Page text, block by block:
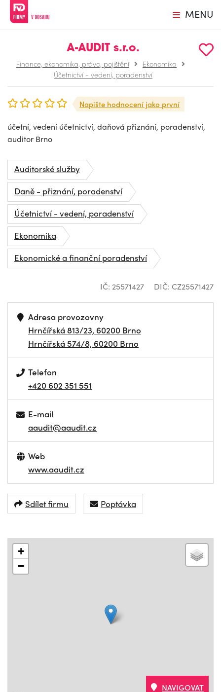
MENU
A-AUDIT s.r.o.
Finance, ekonomika, právo, pojištění
Ekonomika
Účetnictví - vedení, poradenství
Napište hodnocení jako první
účetní, vedení účetnictví, daňová přiznání, poradenství,
auditor Brno
Auditorské služby
Daně - přiznání, poradenství
Účetnictví - vedení, poradenství
Ekonomika
Ekonomické a finanční poradenství
IČ: 25571427 DIČ: CZ25571427
Adresa provozovny
Hrnčířská 813/23, 60200 Brno
Hrnčířská 574/8, 60200 Brno
Telefon
+420 602 351 551
E-mail
aaudit@aaudit.cz
Web
www.aaudit.cz
Sdílet firmu Poptávka
+
−
NAVIGOVAT